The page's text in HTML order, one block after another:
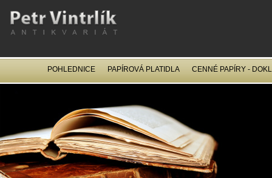
POHLEDNICE PAPÍROVÁ PLATIDLA CENNÉ PAPÍRY -